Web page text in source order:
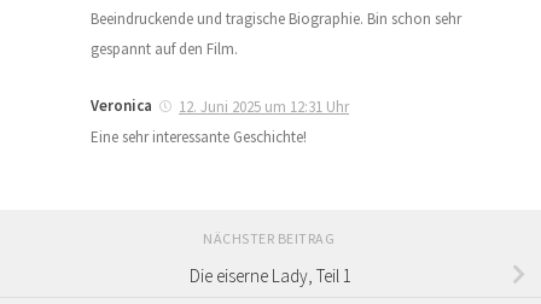
Beeindruckende und tragische Biographie. Bin schon sehr
gespannt auf den Film.
Veronica
12. Juni 2025 um 12:31 Uhr
Eine sehr interessante Geschichte!
NÄCHSTER BEITRAG
Die eiserne Lady, Teil 1